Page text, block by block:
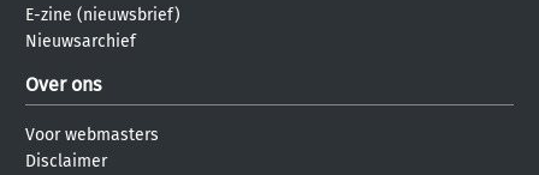
E-zine (nieuwsbrief)
Nieuwsarchief
Over ons
Voor webmasters
Disclaimer